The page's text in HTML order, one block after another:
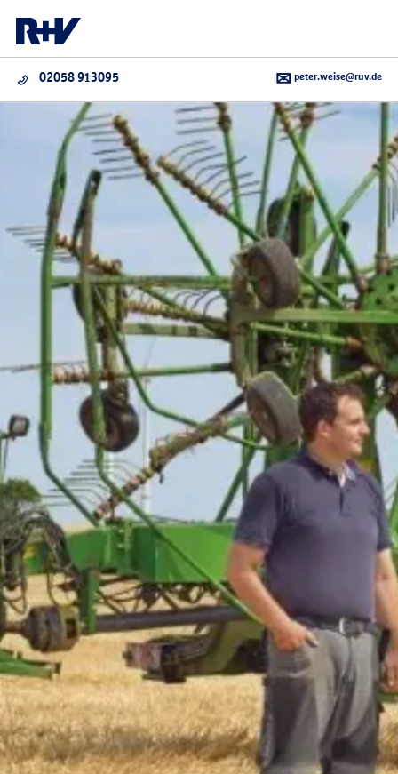
02058 913095 peter.weise@ruv.de